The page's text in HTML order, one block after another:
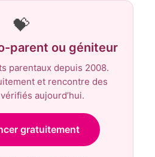
💝
parent ou géniteur
parentaux depuis 2008.
et rencontre des
aujourd’hui.
gratuitement